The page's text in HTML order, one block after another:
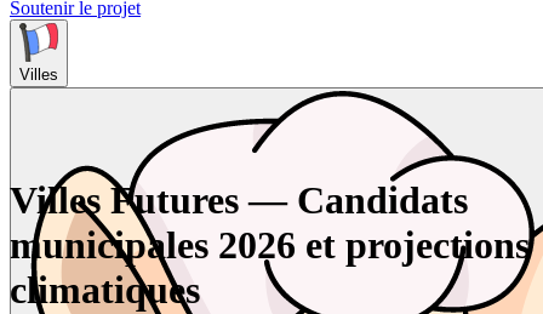
Soutenir le projet
Villes
Villes Futures — Candidats
municipales 2026 et projections
climatiques